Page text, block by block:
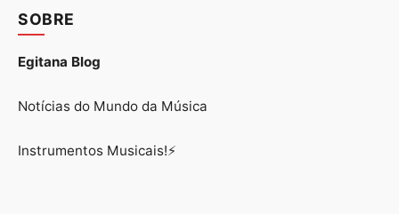
SOBRE
Egitana Blog
Notícias do Mundo da Música
Instrumentos Musicais!⚡